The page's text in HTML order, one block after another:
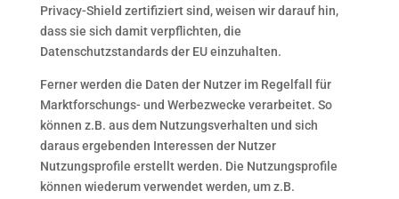
Privacy-Shield zertifiziert sind, weisen wir darauf hin,
dass sie sich damit verpflichten, die
Datenschutzstandards der EU einzuhalten.
Ferner werden die Daten der Nutzer im Regelfall für
Marktforschungs- und Werbezwecke verarbeitet. So
können z.B. aus dem Nutzungsverhalten und sich
daraus ergebenden Interessen der Nutzer
Nutzungsprofile erstellt werden. Die Nutzungsprofile
können wiederum verwendet werden, um z.B.